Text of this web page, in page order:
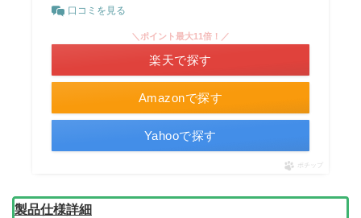
口コミを見る
Amazonで探す
＼ポイント最大11倍！／
楽天で探す
Yahooで探す
ポチップ
製品仕様詳細